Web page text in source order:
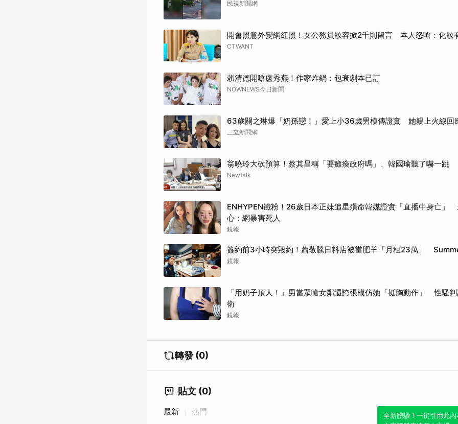
民視新聞網
開會照意外變網紅照！女公務員妝容掀2千則留言 本人怒嗆：化妝
CTWANT
賴清德開嗆盧秀燕！作家炸鍋：包衰劇本已訂
NOWNEWS今日新聞
63歲關之琳爆「奶孫戀！」愛上小36歲男模傳證實 她親上火線回
三立新聞網
翁曉玲大砍預算！蔡其昌稱「要癱瘓政府嗎」、韓國瑜聽了嚇一跳
Newtalk
ENHYPEN鐵粉！26歲日本正妹追星殞命韓媒證實「直播中身亡」
心：網暴害死人
鏡報
簽約前3小時突毀約！蕭敬騰日料店被當肥羊「月租23萬」
鏡報
「用奶子頂人！」男當眾嗆女鄰還誇張模仿她「挺胸動作」 性騷
衛
鏡報
轉發 (0)
貼文 (0)
全新體驗！一鍵引用此
最新 熱門